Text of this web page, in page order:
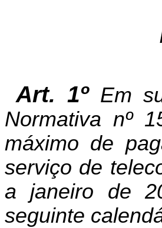
Art. 1º Em
Normativa nº
máximo de
serviço de
a janeiro de
seguinte